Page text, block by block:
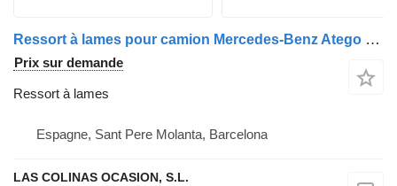
Ressort à lames pour camion Mercedes-Benz Atego 2 4-Cil. 4x2 BM 970/2/4/6 (2005->)
Prix sur demande
Ressort à lames
Espagne, Sant Pere Molanta, Barcelona
LAS COLINAS OCASION, S.L.